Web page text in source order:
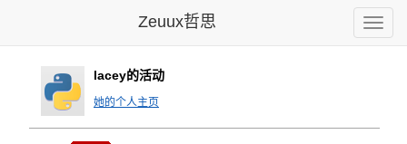
Toggle
Zeuux哲思
lacey的活动
她的个人主页